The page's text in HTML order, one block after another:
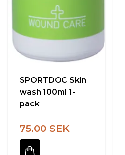
SPORTDOC Skin
wash 100ml 1-
pack
75.00 SEK